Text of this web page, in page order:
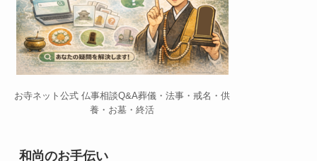
お寺ネット公式 仏事相談Q&A葬儀・法事・戒名・供
養・お墓・終活
和尚のお手伝い